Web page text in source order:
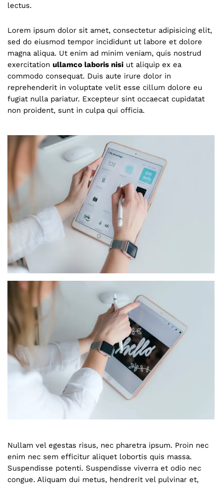
lectus.
Lorem ipsum dolor sit amet, consectetur adipisicing elit,
sed do eiusmod tempor incididunt ut labore et dolore
magna aliqua. Ut enim ad minim veniam, quis nostrud
exercitation ullamco laboris nisi ut aliquip ex ea
commodo consequat. Duis aute irure dolor in
reprehenderit in voluptate velit esse cillum dolore eu
fugiat nulla pariatur. Excepteur sint occaecat cupidatat
non proident, sunt in culpa qui officia.
Nullam vel egestas risus, nec pharetra ipsum. Proin nec
enim nec sem efficitur aliquet lobortis quis massa.
Suspendisse potenti. Suspendisse viverra et odio nec
congue. Aliquam dui metus, hendrerit vel pulvinar et,